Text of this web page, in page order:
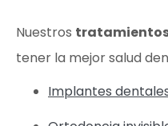
Nuestros
tener la mejor salud
Implantes